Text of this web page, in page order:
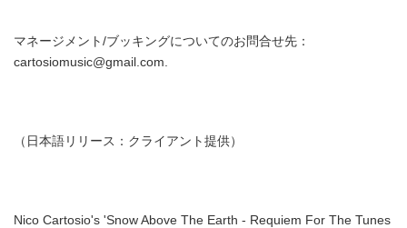
マネージメント/ブッキングについてのお問合せ先：
cartosiomusic@gmail.com.
（日本語リリース：クライアント提供）
Nico Cartosio's 'Snow Above The Earth - Requiem For The Tunes